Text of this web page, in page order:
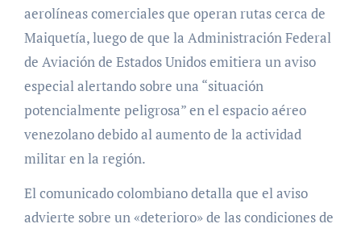
aerolíneas comerciales que operan rutas cerca de
Maiquetía, luego de que la Administración Federal
de Aviación de Estados Unidos emitiera un aviso
especial alertando sobre una “situación
potencialmente peligrosa” en el espacio aéreo
venezolano debido al aumento de la actividad
militar en la región.
El comunicado colombiano detalla que el aviso
advierte sobre un «deterioro» de las condiciones de